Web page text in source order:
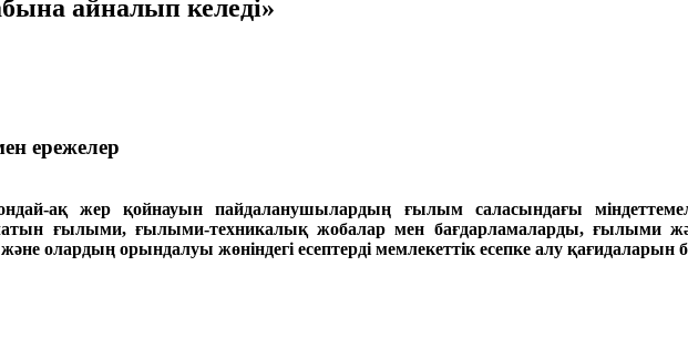
айналып келеді»
ережелер
ақ жер қойнауын пайдаланушылардың ғылым саласындағы
ғылыми, ғылыми-техникалық жобалар мен бағдарламаларды, ғылыми
олардың орындалуы жөніндегі есептерді мемлекеттік есепке алу қағидаларын